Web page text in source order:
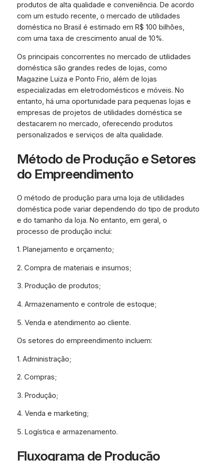
produtos de alta qualidade e conveniência. De acordo
com um estudo recente, o mercado de utilidades
doméstica no Brasil é estimado em R$ 100 bilhões,
com uma taxa de crescimento anual de 10%.
Os principais concorrentes no mercado de utilidades
doméstica são grandes redes de lojas, como
Magazine Luiza e Ponto Frio, além de lojas
especializadas em eletrodomésticos e móveis. No
entanto, há uma oportunidade para pequenas lojas e
empresas de projetos de utilidades doméstica se
destacarem no mercado, oferecendo produtos
personalizados e serviços de alta qualidade.
Método de Produção e Setores
do Empreendimento
O método de produção para uma loja de utilidades
doméstica pode variar dependendo do tipo de produto
e do tamanho da loja. No entanto, em geral, o
processo de produção inclui:
1. Planejamento e orçamento;
2. Compra de materiais e insumos;
3. Produção de produtos;
4. Armazenamento e controle de estoque;
5. Venda e atendimento ao cliente.
Os setores do empreendimento incluem:
1. Administração;
2. Compras;
3. Produção;
4. Venda e marketing;
5. Logística e armazenamento.
Fluxograma de Produção